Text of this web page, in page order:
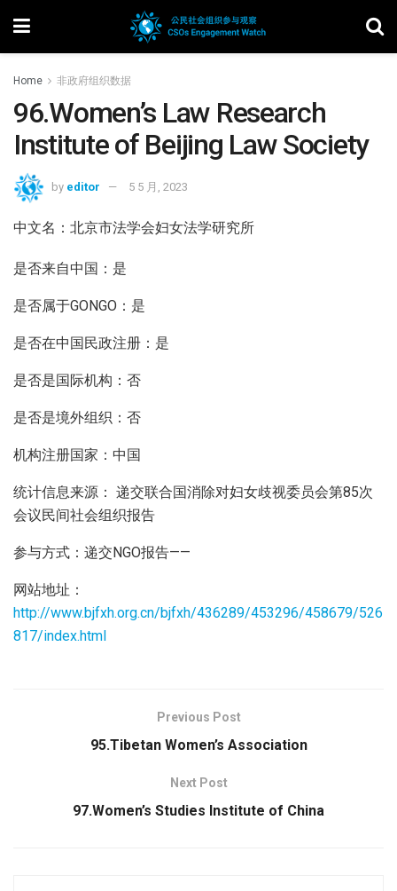
Home 非政府组织数据
96.Women’s Law Research
Institute of Beijing Law Society
by editor 5 5 月, 2023
中文名：北京市法学会妇女法学研究所
是否来自中国：是
是否属于GONGO：是
是否在中国民政注册：是
是否是国际机构：否
是否是境外组织：否
机构注册国家：中国
统计信息来源： 递交联合国消除对妇女歧视委员会第85次
会议民间社会组织报告
参与方式：递交NGO报告——
网站地址：
http://www.bjfxh.org.cn/bjfxh/436289/453296/458679/526
817/index.html
Previous Post
95.Tibetan Women’s Association
Next Post
97.Women’s Studies Institute of China